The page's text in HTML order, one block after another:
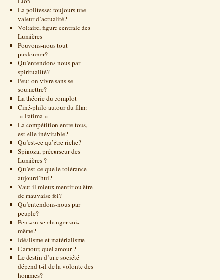
La politesse: toujours une
valeur d’actualité?
Voltaire, figure centrale des
Lumières
Pouvons-nous tout
pardonner?
Qu’entendons-nous par
spiritualité?
Peut-on vivre sans se
soumettre?
La théorie du complot
Ciné-philo autour du film:
» Fatima »
La compétition entre tous,
est-elle inévitable?
Qu’est-ce qu’être riche?
Spinoza, précurseur des
Lumières ?
Qu’est-ce que le tolérance
aujourd’hui?
Vaut-il mieux mentir ou être
de mauvaise foi?
Qu’entendons-nous par
peuple?
Peut-on se changer soi-
même?
Idéalisme et matérialisme
L’amour, quel amour ?
Le destin d’une société
dépend t-il de la volonté des
hommes?